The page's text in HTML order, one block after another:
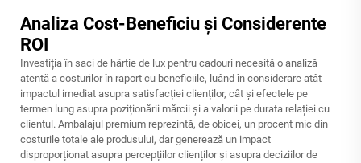
Analiza Cost-Beneficiu și Considerente
ROI
Investiția în saci de hârtie de lux pentru cadouri necesită o analiză
atentă a costurilor în raport cu beneficiile, luând în considerare atât
impactul imediat asupra satisfacției clienților, cât și efectele pe
termen lung asupra poziționării mărcii și a valorii pe durata relației cu
clientul. Ambalajul premium reprezintă, de obicei, un procent mic din
costurile totale ale produsului, dar generează un impact
disproporționat asupra percepțiilor clienților și asupra deciziilor de